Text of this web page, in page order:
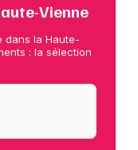
Vienne
dans la Haute-
: la sélection